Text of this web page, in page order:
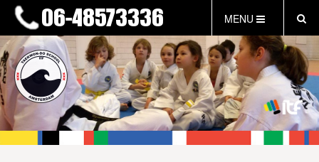
MENU
HOME
NIEUWS
LESTIJDEN & TARIEVEN
INFORMATIE
WAT IS TAEKWON-DO?